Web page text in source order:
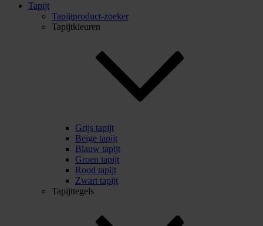
Tapijt
Tapijtproduct-zoeker
Tapijtkleuren
Grijs tapijt
Beige tapijt
Blauw tapijt
Groen tapijt
Rood tapijt
Zwart tapijt
Tapijttegels